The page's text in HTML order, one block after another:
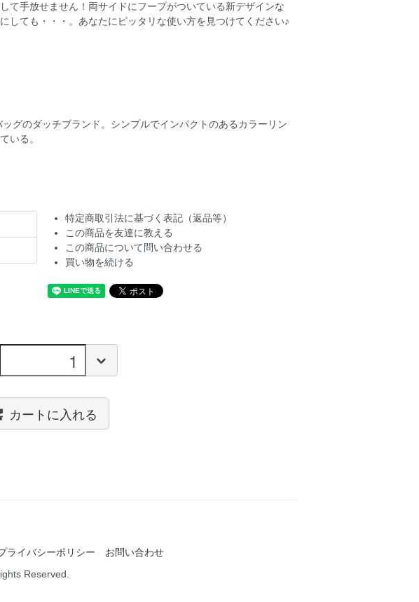
て手放せません！両サイドにフープがついている新デザインな
しても・・・。あなたにピッタリな使い方を見つけてください♪
グのダッチブランド。シンプルでインパクトのあるカラーリン
いる。
特定商取引法に基づく表記（返品等）
この商品を友達に教える
この商品について問い合わせる
買い物を続ける
カートに入れる
ライバシーポリシー
お問い合わせ
Reserved.